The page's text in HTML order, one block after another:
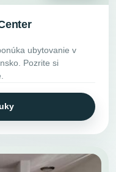
ubytovanie v
Pozrite si